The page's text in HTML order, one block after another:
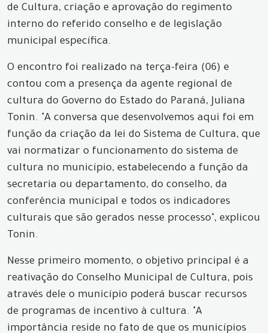
de Cultura, criação e aprovação do regimento
interno do referido conselho e de legislação
municipal específica.
O encontro foi realizado na terça-feira (06) e
contou com a presença da agente regional de
cultura do Governo do Estado do Paraná, Juliana
Tonin. "A conversa que desenvolvemos aqui foi em
função da criação da lei do Sistema de Cultura, que
vai normatizar o funcionamento do sistema de
cultura no município, estabelecendo a função da
secretaria ou departamento, do conselho, da
conferência municipal e todos os indicadores
culturais que são gerados nesse processo", explicou
Tonin.
Nesse primeiro momento, o objetivo principal é a
reativação do Conselho Municipal de Cultura, pois
através dele o município poderá buscar recursos
de programas de incentivo à cultura. "A
importância reside no fato de que os municípios